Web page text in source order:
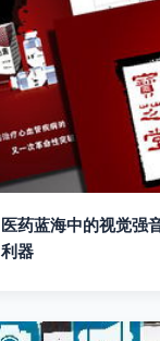
医药蓝海中的视觉强
利器